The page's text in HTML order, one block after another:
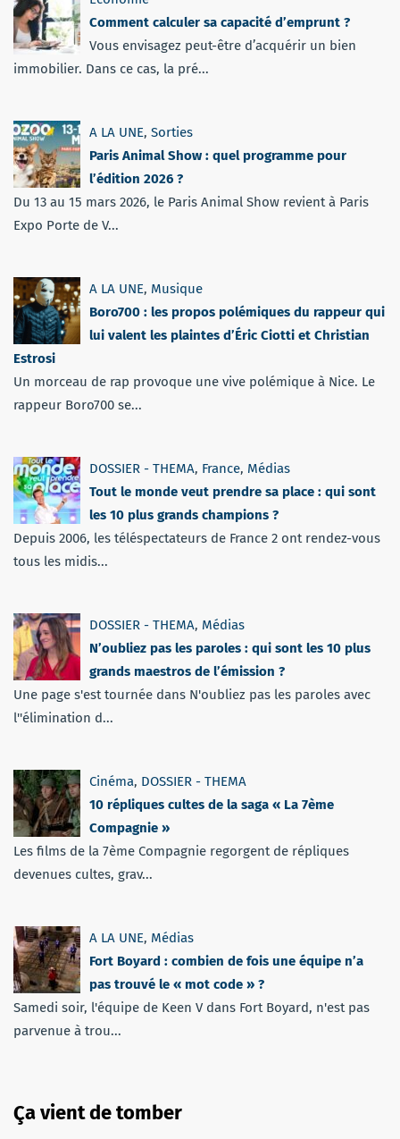
Comment calculer sa capacité d’emprunt ?
Vous envisagez peut-être d’acquérir un bien
immobilier. Dans ce cas, la pré...
A LA UNE, Sorties
Paris Animal Show : quel programme pour
l’édition 2026 ?
Du 13 au 15 mars 2026, le Paris Animal Show revient à Paris
Expo Porte de V...
A LA UNE, Musique
Boro700 : les propos polémiques du rappeur qui
lui valent les plaintes d’Éric Ciotti et Christian
Estrosi
Un morceau de rap provoque une vive polémique à Nice. Le
rappeur Boro700 se...
DOSSIER - THEMA, France, Médias
Tout le monde veut prendre sa place : qui sont
les 10 plus grands champions ?
Depuis 2006, les téléspectateurs de France 2 ont rendez-vous
tous les midis...
DOSSIER - THEMA, Médias
N’oubliez pas les paroles : qui sont les 10 plus
grands maestros de l’émission ?
Une page s'est tournée dans N'oubliez pas les paroles avec
l''élimination d...
Cinéma, DOSSIER - THEMA
10 répliques cultes de la saga « La 7ème
Compagnie »
Les films de la 7ème Compagnie regorgent de répliques
devenues cultes, grav...
A LA UNE, Médias
Fort Boyard : combien de fois une équipe n’a
pas trouvé le « mot code » ?
Samedi soir, l'équipe de Keen V dans Fort Boyard, n'est pas
parvenue à trou...
Ça vient de tomber